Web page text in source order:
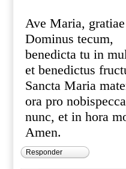
Ave Maria,
Dominus tecum,
benedicta tu in
et benedictus
Sancta Maria
ora pro
nunc, et in hora
Amen.
Responder